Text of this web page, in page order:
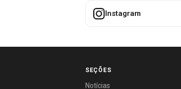
Instagram
SEÇÕES
Notícias